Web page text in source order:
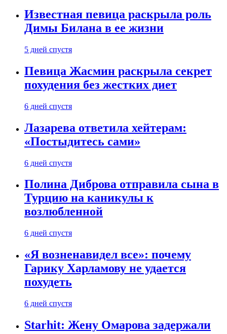
Известная певица раскрыла роль
Димы Билана в ее жизни
5 дней спустя
Певица Жасмин раскрыла секрет
похудения без жестких диет
6 дней спустя
Лазарева ответила хейтерам:
«Постыдитесь сами»
6 дней спустя
Полина Диброва отправила сына в
Турцию на каникулы к
возлюбленной
6 дней спустя
«Я возненавидел все»: почему
Гарику Харламову не удается
похудеть
6 дней спустя
Starhit: Жену Омарова задержали